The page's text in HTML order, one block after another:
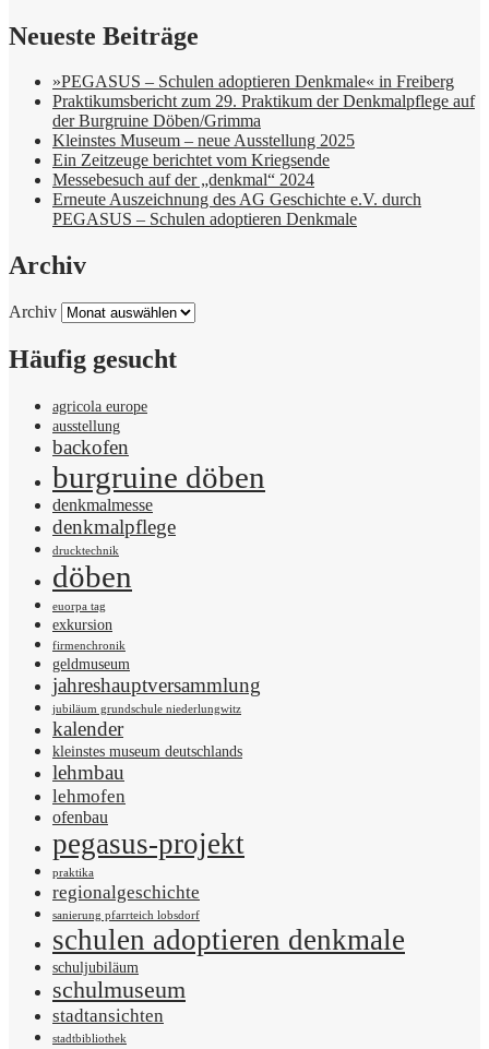
Neueste Beiträge
»PEGASUS – Schulen adoptieren Denkmale« in Freiberg
Praktikumsbericht zum 29. Praktikum der Denkmalpflege auf
der Burgruine Döben/Grimma
Kleinstes Museum – neue Ausstellung 2025
Ein Zeitzeuge berichtet vom Kriegsende
Messebesuch auf der „denkmal“ 2024
Erneute Auszeichnung des AG Geschichte e.V. durch
PEGASUS – Schulen adoptieren Denkmale
Archiv
Archiv
Häufig gesucht
agricola europe
ausstellung
backofen
burgruine döben
denkmalmesse
denkmalpflege
drucktechnik
döben
euorpa tag
exkursion
firmenchronik
geldmuseum
jahreshauptversammlung
jubiläum grundschule niederlungwitz
kalender
kleinstes museum deutschlands
lehmbau
lehmofen
ofenbau
pegasus-projekt
praktika
regionalgeschichte
sanierung pfarrteich lobsdorf
schulen adoptieren denkmale
schuljubiläum
schulmuseum
stadtansichten
stadtbibliothek